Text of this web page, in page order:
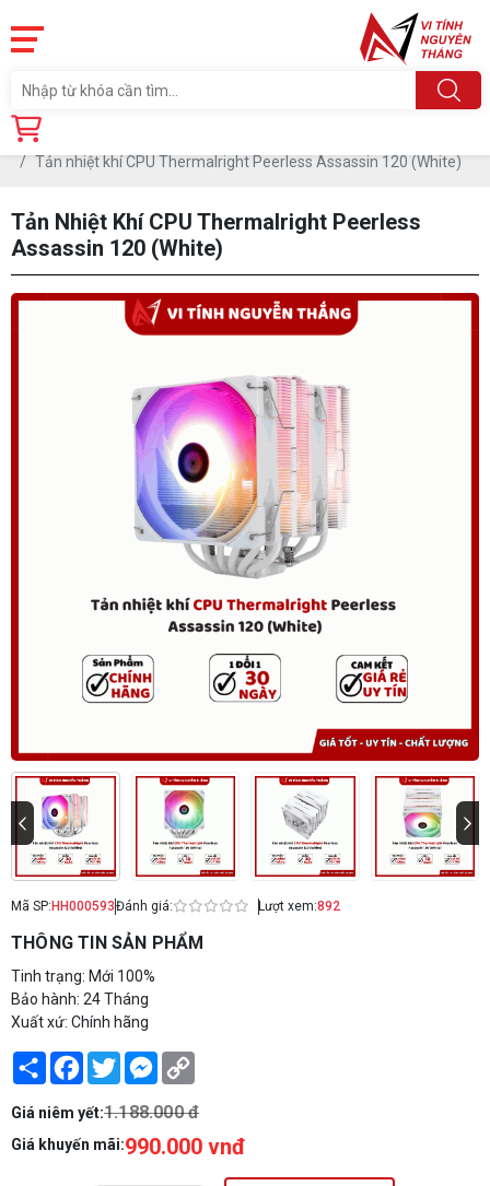
Trang chủ
Tản nhiệt khí CPU Thermalright Peerless Assassin 120 (White)
Tản Nhiệt Khí CPU Thermalright Peerless
Assassin 120 (White)
Mã SP: HH000593Đánh giá: Lượt xem:892
THÔNG TIN SẢN PHẨM
Tinh trạng: Mới 100%
Bảo hành: 24 Tháng
Xuất xứ: Chính hãng
Share Facebook
TwitterMessenger
Giá niêm yết:1.188.000 đ
Giá khuyến mãi:990.000 vnđ